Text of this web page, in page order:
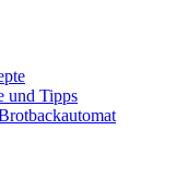
und Tipps